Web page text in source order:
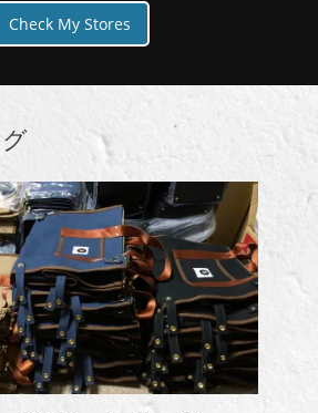
Check My Stores